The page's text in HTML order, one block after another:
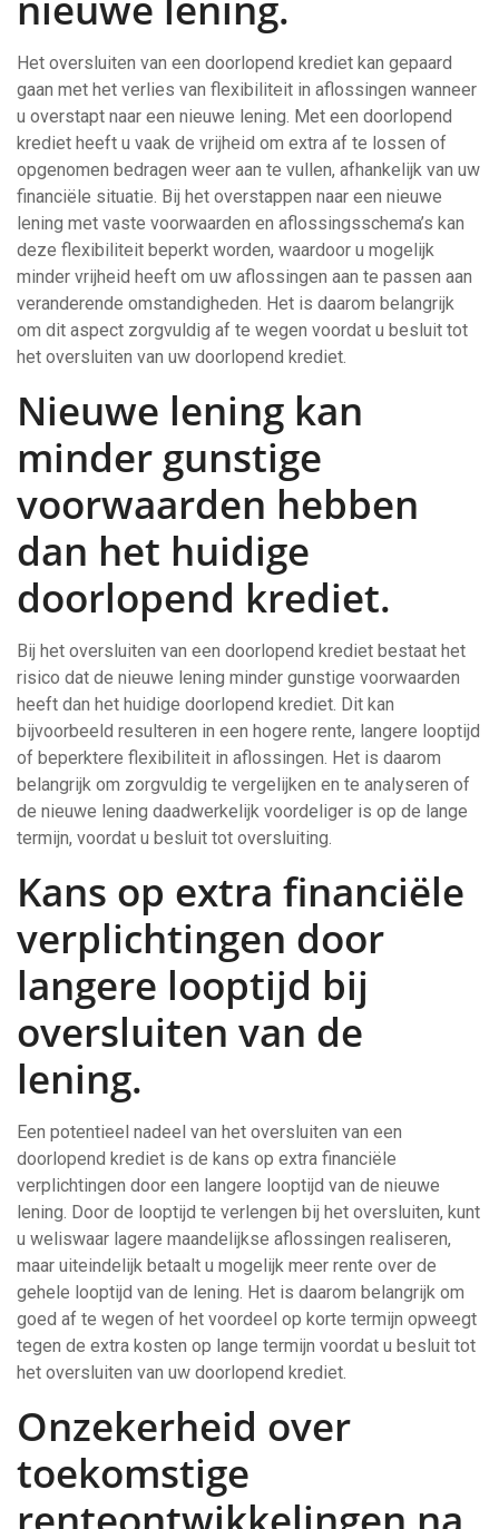
Het oversluiten van een doorlopend krediet kan gepaard
gaan met het verlies van flexibiliteit in aflossingen wanneer
u overstapt naar een nieuwe lening. Met een doorlopend
krediet heeft u vaak de vrijheid om extra af te lossen of
opgenomen bedragen weer aan te vullen, afhankelijk van uw
financiële situatie. Bij het overstappen naar een nieuwe
lening met vaste voorwaarden en aflossingsschema’s kan
deze flexibiliteit beperkt worden, waardoor u mogelijk
minder vrijheid heeft om uw aflossingen aan te passen aan
veranderende omstandigheden. Het is daarom belangrijk
om dit aspect zorgvuldig af te wegen voordat u besluit tot
het oversluiten van uw doorlopend krediet.
Nieuwe lening kan
minder gunstige
voorwaarden hebben
dan het huidige
doorlopend krediet.
Bij het oversluiten van een doorlopend krediet bestaat het
risico dat de nieuwe lening minder gunstige voorwaarden
heeft dan het huidige doorlopend krediet. Dit kan
bijvoorbeeld resulteren in een hogere rente, langere looptijd
of beperktere flexibiliteit in aflossingen. Het is daarom
belangrijk om zorgvuldig te vergelijken en te analyseren of
de nieuwe lening daadwerkelijk voordeliger is op de lange
termijn, voordat u besluit tot oversluiting.
Kans op extra financiële
verplichtingen door
langere looptijd bij
oversluiten van de
lening.
Een potentieel nadeel van het oversluiten van een
doorlopend krediet is de kans op extra financiële
verplichtingen door een langere looptijd van de nieuwe
lening. Door de looptijd te verlengen bij het oversluiten, kunt
u weliswaar lagere maandelijkse aflossingen realiseren,
maar uiteindelijk betaalt u mogelijk meer rente over de
gehele looptijd van de lening. Het is daarom belangrijk om
goed af te wegen of het voordeel op korte termijn opweegt
tegen de extra kosten op lange termijn voordat u besluit tot
het oversluiten van uw doorlopend krediet.
Onzekerheid over
toekomstige